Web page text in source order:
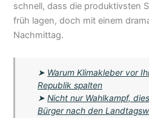
schnell, dass die produktivsten
früh lagen, doch mit einem
Nachmittag.
➤ Warum Klimakleber vor
Republik spalten
➤Nicht nur Wahlkampf,
Bürger nach den